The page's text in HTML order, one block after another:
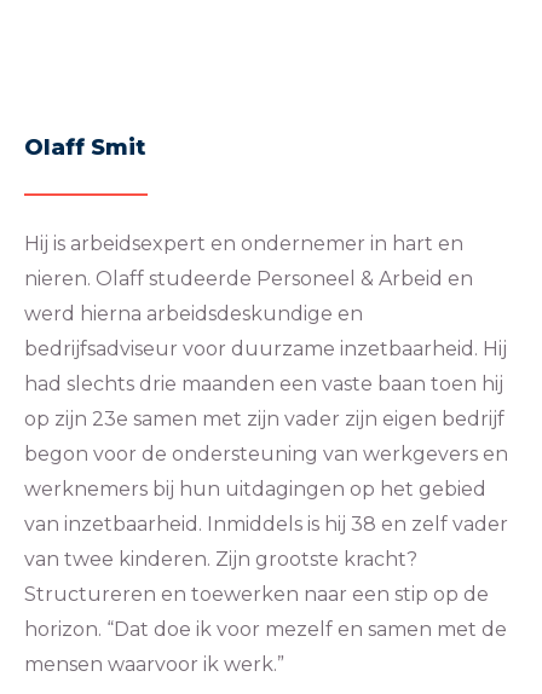
Olaff Smit
Hij is arbeidsexpert en ondernemer in hart en
nieren. Olaff studeerde Personeel & Arbeid en
werd hierna arbeidsdeskundige en
bedrijfsadviseur voor duurzame inzetbaarheid. Hij
had slechts drie maanden een vaste baan toen hij
op zijn 23e samen met zijn vader zijn eigen bedrijf
begon voor de ondersteuning van werkgevers en
werknemers bij hun uitdagingen op het gebied
van inzetbaarheid. Inmiddels is hij 38 en zelf vader
van twee kinderen. Zijn grootste kracht?
Structureren en toewerken naar een stip op de
horizon. “Dat doe ik voor mezelf en samen met de
mensen waarvoor ik werk.”